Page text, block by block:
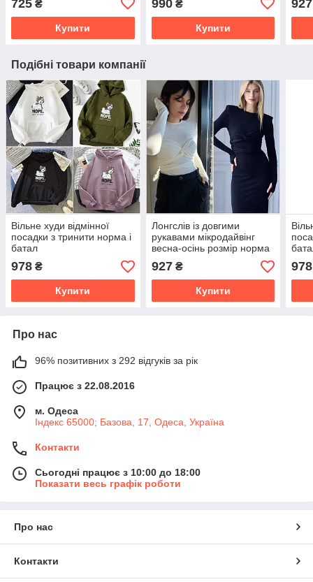
725 ₴
Купити
990₴
Купити
927
Подібні товари компанії
Вільне худи відмінної
посадки з тринити норма і
батал
978 ₴
Купити
Лонгслів із довгими
рукавами мікродайвінг
весна-осінь розмір норма
927₴
Купити
978
Про нас
96% позитивних з 292 відгуків за рік
Працює з 22.08.2016
м. Одеса
Індекс 65000; Базова, 17, Одеса, Україна
Контакти
Сьогодні працює з 10:00 до 18:00
Показати весь графік роботи
Про нас
Контакти